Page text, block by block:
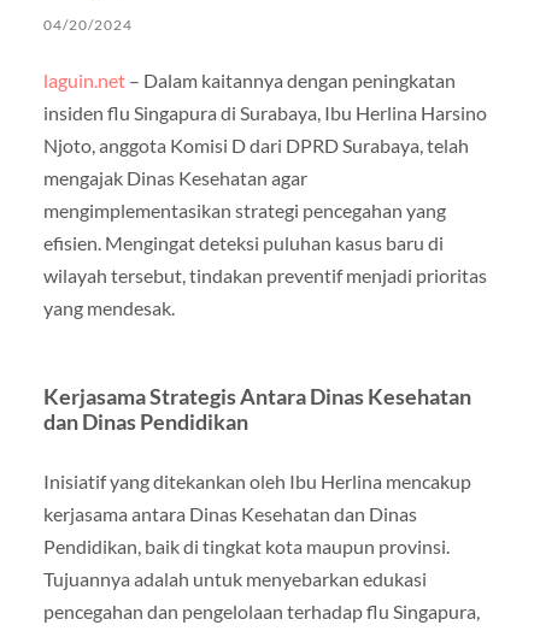
04/20/2024
laguin.net– Dalam kaitannya dengan peningkatan
insiden flu Singapura di Surabaya, Ibu Herlina Harsino
Njoto, anggota Komisi D dari DPRD Surabaya, telah
mengajak Dinas Kesehatan agar
mengimplementasikan strategi pencegahan yang
efisien. Mengingat deteksi puluhan kasus baru di
wilayah tersebut, tindakan preventif menjadi prioritas
yang mendesak.
Kerjasama Strategis Antara Dinas Kesehatan
dan Dinas Pendidikan
Inisiatif yang ditekankan oleh Ibu Herlina mencakup
kerjasama antara Dinas Kesehatan dan Dinas
Pendidikan, baik di tingkat kota maupun provinsi.
Tujuannya adalah untuk menyebarkan edukasi
pencegahan dan pengelolaan terhadap flu Singapura,